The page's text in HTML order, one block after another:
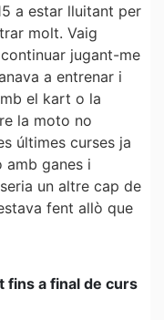
a estar lluitant per
molt. Vaig
jugant-me
a entrenar i
el kart o la
la moto no
últimes curses ja
amb ganes i
un altre cap de
fent allò que
fins a final de curs